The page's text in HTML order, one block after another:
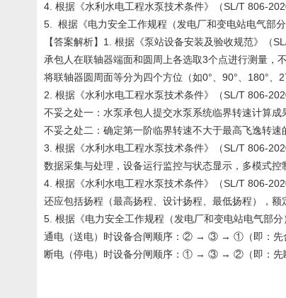
4. 根据《水利水电工程水泵技术条件》（SL/T 806-
5. 根据《电力安全工作规程（发电厂和变电站电气部
【答案解析】1. 根据《泵站设备安装及验收规范》（
承包人在联轴器端面和圆周上各选取3个点进行测量，
将联轴器圆周面等分为四个方位（如0°、90°、180°、
2. 根据《水利水电工程水泵技术条件》（SL/T 806-
不妥之处一：水泵承包人提交水泵系统临界转速计算
不妥之处二：确定第一阶临界转速不大于最高飞逸转
3. 根据《水利水电工程水泵技术条件》（SL/T 806-
数据采集与处理，设备运行监控与状态显示，多模式
4. 根据《水利水电工程水泵技术条件》（SL/T 806-
还应包括扬程（最高扬程、设计扬程、最低扬程），
5. 根据《电力安全工作规程（发电厂和变电站电气部
通电（送电）时设备合闸顺序：② → ③ → ①（即：先
断电（停电）时设备分闸顺序：① → ③ → ②（即：先